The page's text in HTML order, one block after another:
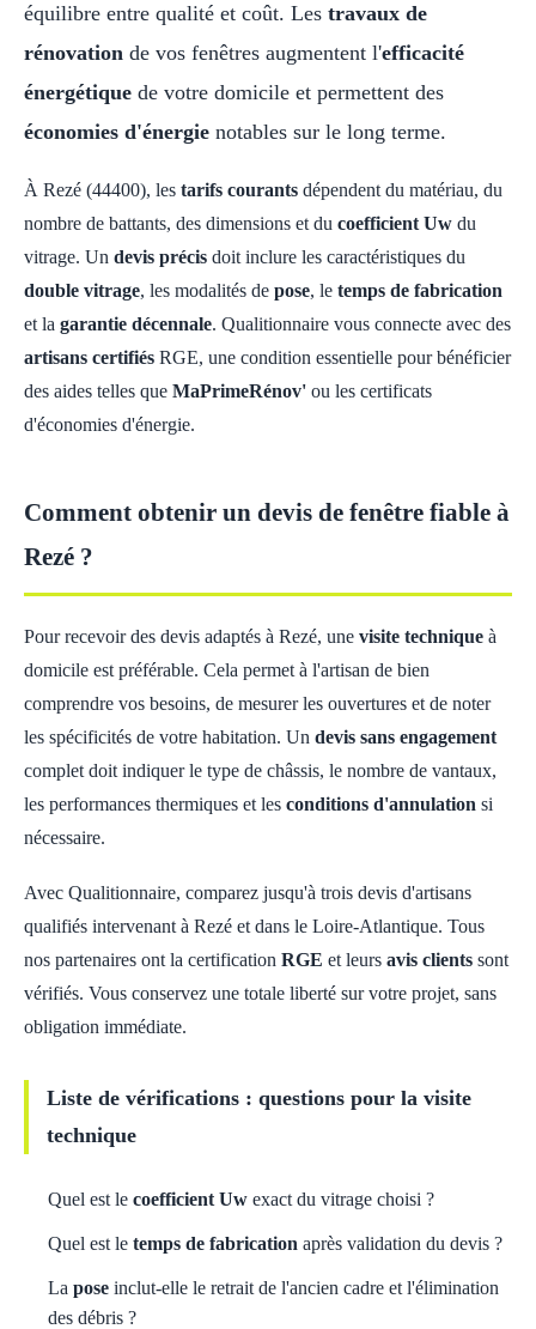
équilibre entre qualité et coût. Les travaux de
rénovation de vos fenêtres augmentent l'efficacité
énergétique de votre domicile et permettent des
économies d'énergie notables sur le long terme.
À Rezé (44400), les tarifs courants dépendent du matériau, du
nombre de battants, des dimensions et du coefficient Uw du
vitrage. Un devis précis doit inclure les caractéristiques du
double vitrage, les modalités de pose, le temps de fabrication
et la garantie décennale. Qualitionnaire vous connecte avec des
artisans certifiés RGE, une condition essentielle pour bénéficier
des aides telles que MaPrimeRénov' ou les certificats
d'économies d'énergie.
Comment obtenir un devis de fenêtre fiable à
Rezé ?
Pour recevoir des devis adaptés à Rezé, une visite technique à
domicile est préférable. Cela permet à l'artisan de bien
comprendre vos besoins, de mesurer les ouvertures et de noter
les spécificités de votre habitation. Un devis sans engagement
complet doit indiquer le type de châssis, le nombre de vantaux,
les performances thermiques et les conditions d'annulation si
nécessaire.
Avec Qualitionnaire, comparez jusqu'à trois devis d'artisans
qualifiés intervenant à Rezé et dans le Loire-Atlantique. Tous
nos partenaires ont la certification RGE et leurs avis clients sont
vérifiés. Vous conservez une totale liberté sur votre projet, sans
obligation immédiate.
Liste de vérifications : questions pour la visite
technique
Quel est le coefficient Uw exact du vitrage choisi ?
Quel est le temps de fabrication après validation du devis ?
La pose inclut-elle le retrait de l'ancien cadre et l'élimination
des débris ?